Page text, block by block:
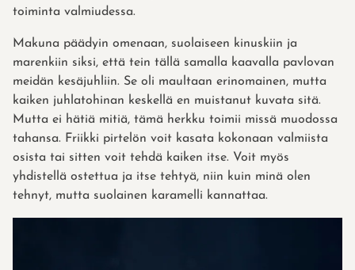
toiminta valmiudessa.
Makuna päädyin omenaan, suolaiseen kinuskiin ja
marenkiin siksi, että tein tällä samalla kaavalla pavlovan
meidän kesäjuhliin. Se oli maultaan erinomainen, mutta
kaiken juhlatohinan keskellä en muistanut kuvata sitä.
Mutta ei hätiä mitiä, tämä herkku toimii missä muodossa
tahansa. Friikki pirtelön voit kasata kokonaan valmiista
osista tai sitten voit tehdä kaiken itse. Voit myös
yhdistellä ostettua ja itse tehtyä, niin kuin minä olen
tehnyt, mutta suolainen karamelli kannattaa.